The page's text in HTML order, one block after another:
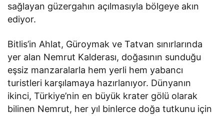
sağlayan güzergahın açılmasıyla bölgeye akın
ediyor.
Bitlis’in Ahlat, Güroymak ve Tatvan sınırlarında
yer alan Nemrut Kalderası, doğasının sunduğu
eşsiz manzaralarla hem yerli hem yabancı
turistleri karşılamaya hazırlanıyor. Dünyanın
ikinci, Türkiye’nin en büyük krater gölü olarak
bilinen Nemrut, her yıl binlerce doğa tutkunu için